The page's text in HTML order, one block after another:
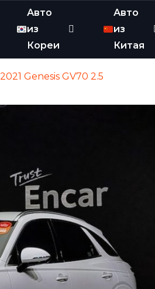
Авто
из
Кореи
Авто
из
Китая
2021 Genesis GV70 2.5